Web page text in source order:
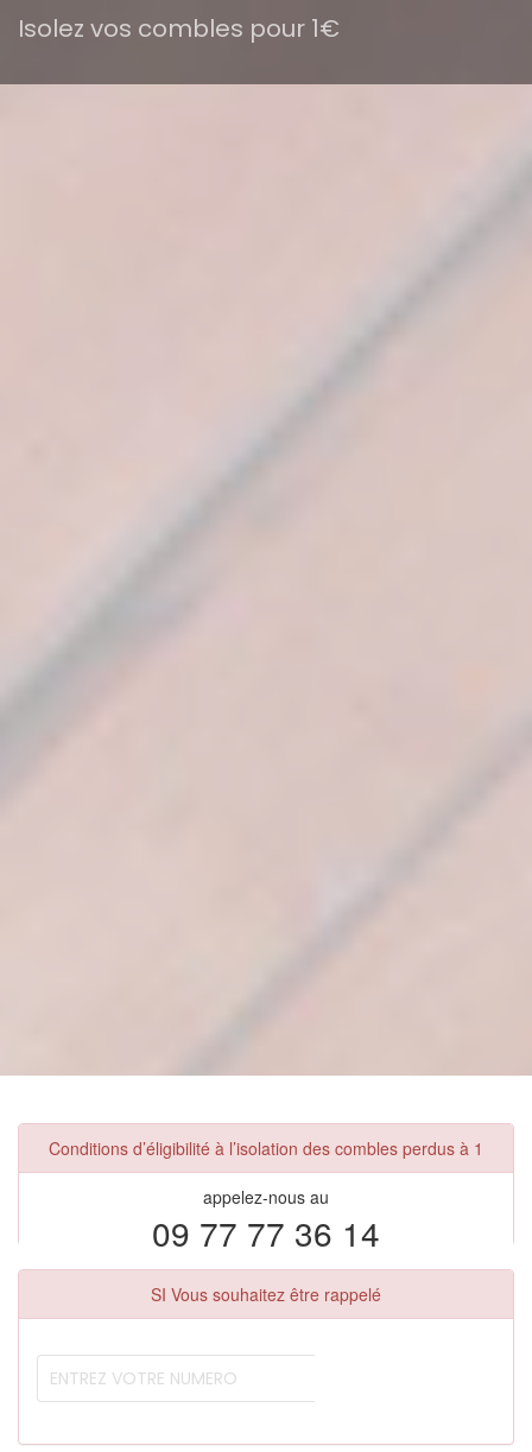
Isolez vos combles pour 1€
Conditions d’éligibilité à l’isolation des combles perdus à 1
appelez-nous au
09 77 77 36 14
SI Vous souhaitez être rappelé